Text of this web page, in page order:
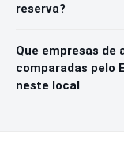
reserva?
Que empresas de
comparadas pelo
neste local